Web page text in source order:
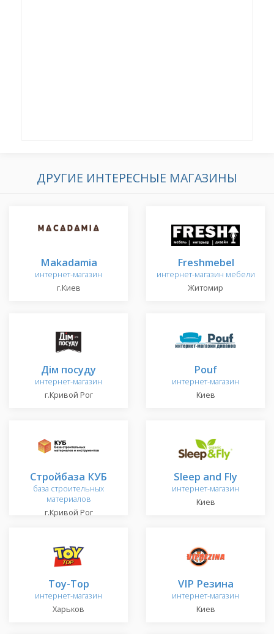
ДРУГИЕ ИНТЕРЕСНЫЕ МАГАЗИНЫ
Makadamia
интернет-магазин
г.Киев
Freshmebel
интернет-магазин мебели
Житомир
Дім посуду
интернет-магазин
г.Кривой Рог
Pouf
интернет-магазин
Киев
Стройбаза КУБ
база строительных
материалов
г.Кривой Рог
Sleep and Fly
интернет-магазин
Киев
Toy-Top
интернет-магазин
Харьков
VIP Резина
интернет-магазин
Киев